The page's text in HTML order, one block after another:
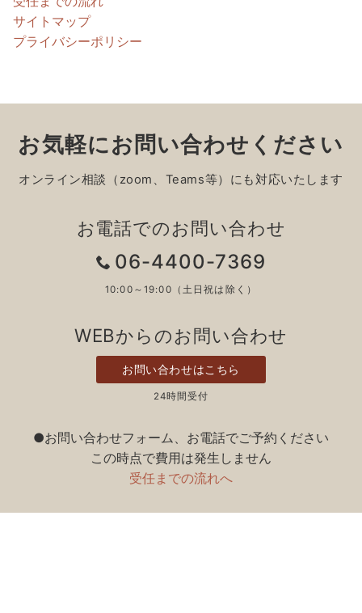
サイトマップ
プライバシーポリシー
お気軽にお問い合わせください
オンライン相談（zoom、Teams等）にも対応いたします
お電話でのお問い合わせ
06-4400-7369
10:00～19:00（土日祝は除く）
WEBからのお問い合わせ
お問い合わせはこちら
24時間受付
●お問い合わせフォーム、お電話でご予約ください
この時点で費用は発生しません
受任までの流れへ